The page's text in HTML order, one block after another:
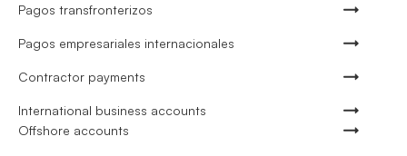
Pagos transfronterizos
Pagos empresariales internacionales
Contractor payments
International business accounts
Offshore accounts